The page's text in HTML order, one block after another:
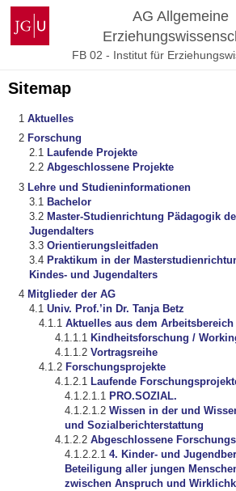
Zum
Inhalt
springen
Johannes
Gutenberg-
Universität
AG Allgemeine
FB 02 - Institut für
Sitemap
Aktuelles
Forschung
Laufende Projekte
Abgeschlossene Projekte
Lehre und Studieninformationen
Bachelor
Master-Studienrichtung Pädagogik
Jugendalters
Orientierungsleitfaden
Praktikum in der
Kindes- und Jugendalters
Mitglieder der AG
Univ. Prof.’in Dr. Tanja Betz
Aktuelles aus dem Arbeitsbereich
Kindheitsforschung /
Vortragsreihe
Forschungsprojekte
Laufende
PRO.SOZIAL.
Wissen in der und
und Sozialberichterstattung
Abgeschlossene
4. Kinder- und
Beteiligung aller jungen
zwischen Anspruch und